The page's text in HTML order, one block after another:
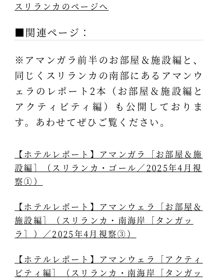
スリランカのページへ
■関連ページ：
※アマンガラ前半のお部屋＆施設編と、
同じくスリランカの南部にあるアマンウ
ェラのレポート2本（お部屋＆施設編と
アクティビティ編）も公開しておりま
す。あわせてぜひご覧ください。
【ホテルレポート】アマンガラ［お部屋＆施
設編］（スリランカ・ゴール／2025年4月視
察①）
【ホテルレポート】アマンウェラ［お部屋＆
施設編］（スリランカ・南海岸［タンガッ
ラ］）／2025年4月視察③）
【ホテルレポート】アマンウェラ［アクティ
ビティ編］（スリランカ・南海岸［タンガッ